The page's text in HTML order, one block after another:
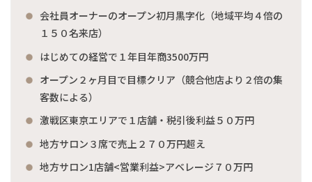
会社員オーナーのオープン初月黒字化（地域平均４倍の
１５０名来店）
はじめての経営で１年目年商3500万円
オープン２ヶ月目で目標クリア（競合他店より２倍の集
客数による）
激戦区東京エリアで１店舗・税引後利益５０万円
地方サロン３席で売上２７０万円超え
地方サロン1店舗<営業利益>アベレージ７０万円